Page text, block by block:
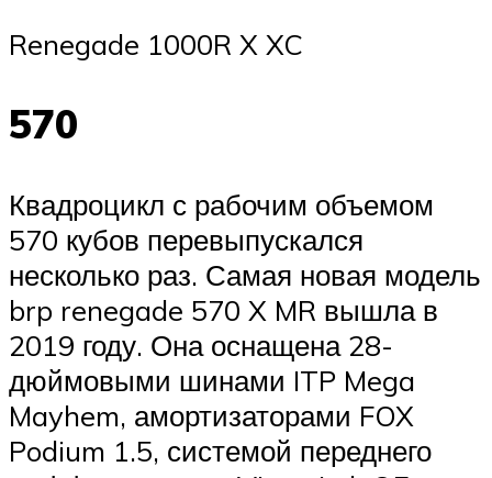
Renegade 1000R X XC
570
Квадроцикл с рабочим объемом
570 кубов перевыпускался
несколько раз. Самая новая модель
brp renegade 570 X MR вышла в
2019 году. Она оснащена 28-
дюймовыми шинами ITP Mega
Mayhem, амортизаторами FOX
Podium 1.5, системой переднего